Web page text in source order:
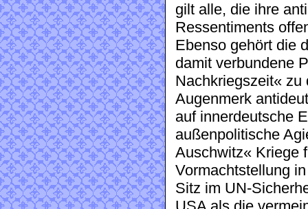
gilt alle, die ihre
Ressentiments
Ebenso gehört die
damit verbundene
Nachkriegszeit« zu
Augenmerk
auf innerdeutsche
außenpolitische
Auschwitz« Kriege
Vormachtstellung
Sitz im UN-